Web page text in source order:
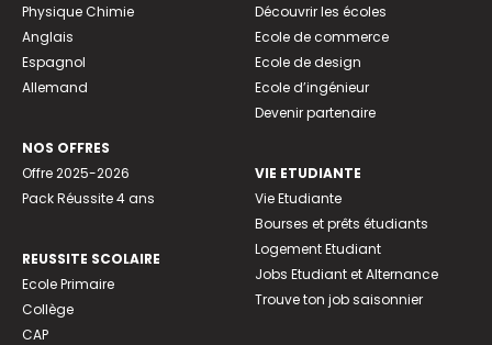
Physique Chimie
Anglais
Espagnol
Allemand
NOS OFFRES
Offre 2025-2026
Pack Réussite 4 ans
REUSSITE SCOLAIRE
Ecole Primaire
Collège
CAP
Découvrir les écoles
Ecole de commerce
Ecole de design
Ecole d’ingénieur
Devenir partenaire
VIE ETUDIANTE
Vie Etudiante
Bourses et prêts étudiants
Logement Etudiant
Jobs Etudiant et Alternance
Trouve ton job saisonnier